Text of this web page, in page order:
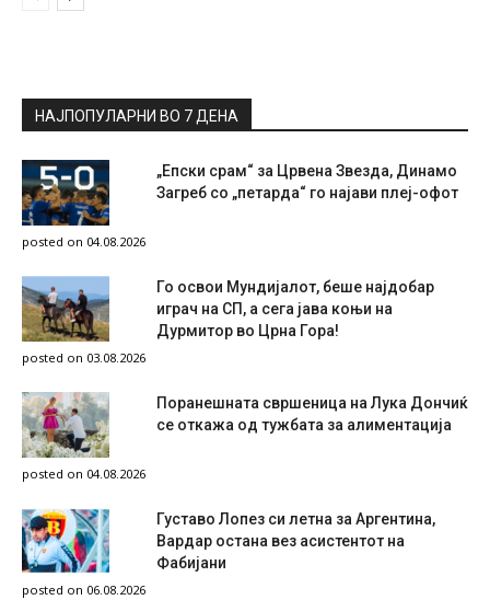
НАЈПОПУЛАРНИ ВО 7 ДЕНА
„Епски срам“ за Црвена Звезда, Динамо
Загреб со „петарда“ го најави плеј-офот
posted on 04.08.2026
Го освои Мундијалот, беше најдобар
играч на СП, а сега јава коњи на
Дурмитор во Црна Гора!
posted on 03.08.2026
Поранешната свршеница на Лука Дончиќ
се откажа од тужбата за алиментација
posted on 04.08.2026
Густаво Лопез си летна за Аргентина,
Вардар остана вез асистентот на
Фабијани
posted on 06.08.2026